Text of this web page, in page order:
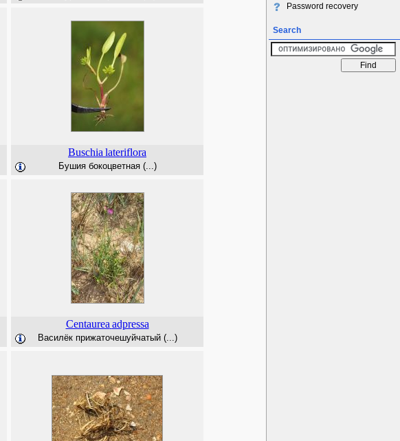
Buschia lateriflora
Бушия бокоцветная (...)
Centaurea adpressa
Василёк прижаточешуйчатый (...)
Password recovery
Search